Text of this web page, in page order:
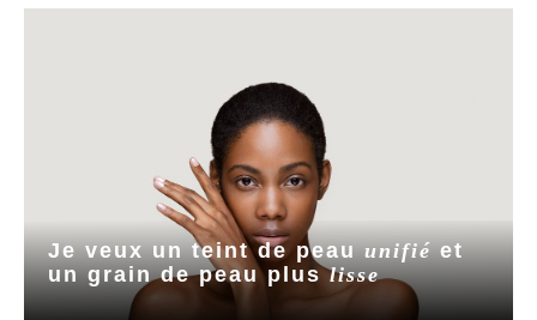
Je veux un teint de peauunifiéet
un grain de peau pluslisse